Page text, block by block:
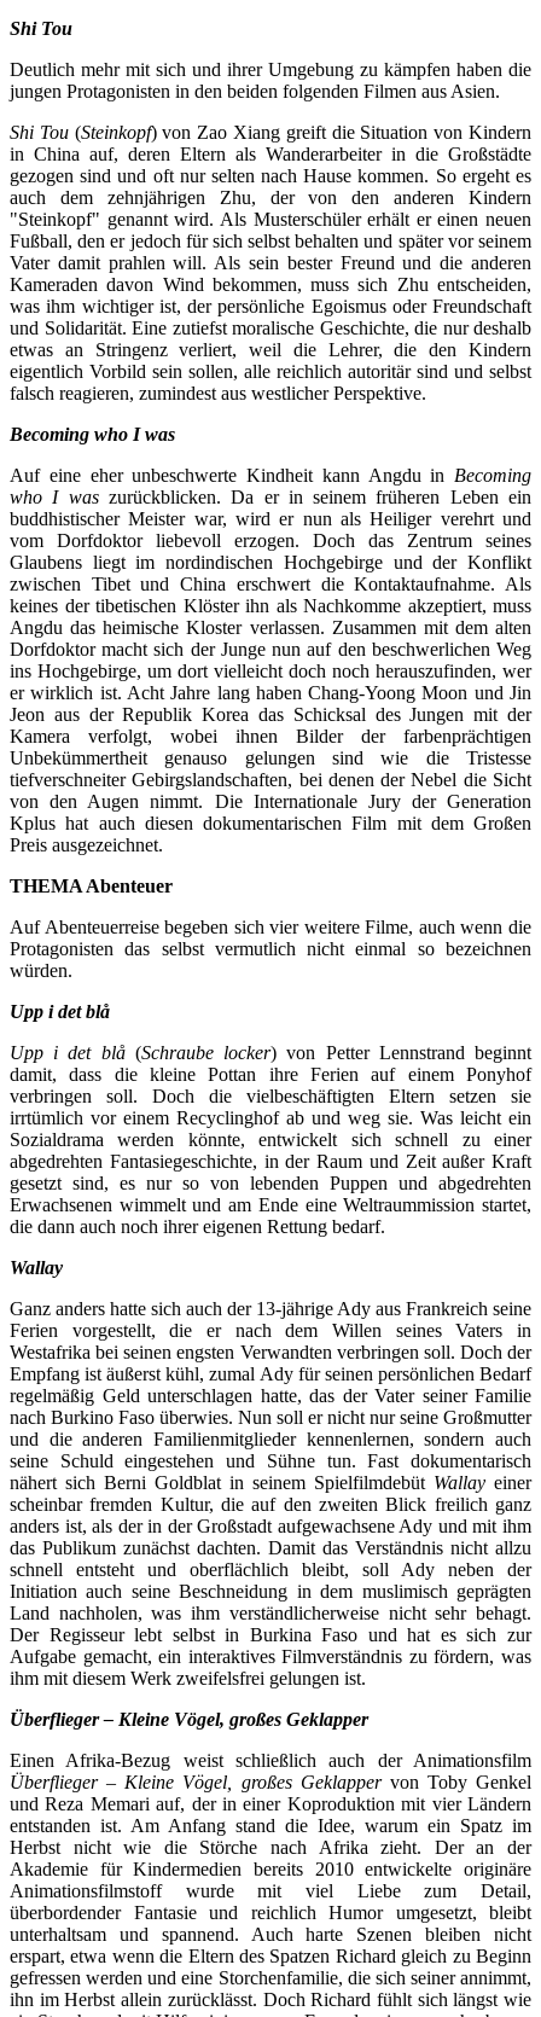
Shi Tou
Deutlich mehr mit sich und ihrer Umgebung zu kämpfen haben die
jungen Protagonisten in den beiden folgenden Filmen aus Asien.
Shi Tou(Steinkopf) von Zao Xiang greift die Situation von Kindern
in China auf, deren Eltern als Wanderarbeiter in die Großstädte
gezogen sind und oft nur selten nach Hause kommen. So ergeht es
auch dem zehnjährigen Zhu, der von den anderen Kindern
"Steinkopf" genannt wird. Als Musterschüler erhält er einen neuen
Fußball, den er jedoch für sich selbst behalten und später vor seinem
Vater damit prahlen will. Als sein bester Freund und die anderen
Kameraden davon Wind bekommen, muss sich Zhu entscheiden,
was ihm wichtiger ist, der persönliche Egoismus oder Freundschaft
und Solidarität. Eine zutiefst moralische Geschichte, die nur deshalb
etwas an Stringenz verliert, weil die Lehrer, die den Kindern
eigentlich Vorbild sein sollen, alle reichlich autoritär sind und selbst
falsch reagieren, zumindest aus westlicher Perspektive.
Becoming who I was
Auf eine eher unbeschwerte Kindheit kann Angdu in Becoming
who I waszurückblicken. Da er in seinem früheren Leben ein
buddhistischer Meister war, wird er nun als Heiliger verehrt und
vom Dorfdoktor liebevoll erzogen. Doch das Zentrum seines
Glaubens liegt im nordindischen Hochgebirge und der Konflikt
zwischen Tibet und China erschwert die Kontaktaufnahme. Als
keines der tibetischen Klöster ihn als Nachkomme akzeptiert, muss
Angdu das heimische Kloster verlassen. Zusammen mit dem alten
Dorfdoktor macht sich der Junge nun auf den beschwerlichen Weg
ins Hochgebirge, um dort vielleicht doch noch herauszufinden, wer
er wirklich ist. Acht Jahre lang haben Chang-Yoong Moon und Jin
Jeon aus der Republik Korea das Schicksal des Jungen mit der
Kamera verfolgt, wobei ihnen Bilder der farbenprächtigen
Unbekümmertheit genauso gelungen sind wie die Tristesse
tiefverschneiter Gebirgslandschaften, bei denen der Nebel die Sicht
von den Augen nimmt. Die Internationale Jury der Generation
Kplus hat auch diesen dokumentarischen Film mit dem Großen
Preis ausgezeichnet.
THEMA Abenteuer
Auf Abenteuerreise begeben sich vier weitere Filme, auch wenn die
Protagonisten das selbst vermutlich nicht einmal so bezeichnen
würden.
Upp i det blå
Upp i det blå(Schraube locker) von Petter Lennstrand beginnt
damit, dass die kleine Pottan ihre Ferien auf einem Ponyhof
verbringen soll. Doch die vielbeschäftigten Eltern setzen sie
irrtümlich vor einem Recyclinghof ab und weg sie. Was leicht ein
Sozialdrama werden könnte, entwickelt sich schnell zu einer
abgedrehten Fantasiegeschichte, in der Raum und Zeit außer Kraft
gesetzt sind, es nur so von lebenden Puppen und abgedrehten
Erwachsenen wimmelt und am Ende eine Weltraummission startet,
die dann auch noch ihrer eigenen Rettung bedarf.
Wallay
Ganz anders hatte sich auch der 13-jährige Ady aus Frankreich seine
Ferien vorgestellt, die er nach dem Willen seines Vaters in
Westafrika bei seinen engsten Verwandten verbringen soll. Doch der
Empfang ist äußerst kühl, zumal Ady für seinen persönlichen Bedarf
regelmäßig Geld unterschlagen hatte, das der Vater seiner Familie
nach Burkino Faso überwies. Nun soll er nicht nur seine Großmutter
und die anderen Familienmitglieder kennenlernen, sondern auch
seine Schuld eingestehen und Sühne tun. Fast dokumentarisch
nähert sich Berni Goldblat in seinem Spielfilmdebüt Wallay einer
scheinbar fremden Kultur, die auf den zweiten Blick freilich ganz
anders ist, als der in der Großstadt aufgewachsene Ady und mit ihm
das Publikum zunächst dachten. Damit das Verständnis nicht allzu
schnell entsteht und oberflächlich bleibt, soll Ady neben der
Initiation auch seine Beschneidung in dem muslimisch geprägten
Land nachholen, was ihm verständlicherweise nicht sehr behagt.
Der Regisseur lebt selbst in Burkina Faso und hat es sich zur
Aufgabe gemacht, ein interaktives Filmverständnis zu fördern, was
ihm mit diesem Werk zweifelsfrei gelungen ist.
Überflieger – Kleine Vögel, großes Geklapper
Einen Afrika-Bezug weist schließlich auch der Animationsfilm
Überflieger – Kleine Vögel, großes Geklappervon Toby Genkel
und Reza Memari auf, der in einer Koproduktion mit vier Ländern
entstanden ist. Am Anfang stand die Idee, warum ein Spatz im
Herbst nicht wie die Störche nach Afrika zieht. Der an der
Akademie für Kindermedien bereits 2010 entwickelte originäre
Animationsfilmstoff wurde mit viel Liebe zum Detail,
überbordender Fantasie und reichlich Humor umgesetzt, bleibt
unterhaltsam und spannend. Auch harte Szenen bleiben nicht
erspart, etwa wenn die Eltern des Spatzen Richard gleich zu Beginn
gefressen werden und eine Storchenfamilie, die sich seiner annimmt,
ihn im Herbst allein zurücklässt. Doch Richard fühlt sich längst wie